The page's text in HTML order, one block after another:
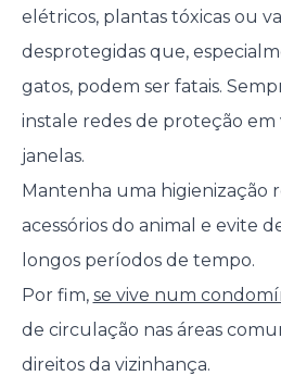
elétricos, plantas tóxicas ou
desprotegidas que,
gatos, podem ser fatais.
instale redes de proteção em
janelas.
Mantenha uma higienização
acessórios do animal e evite
longos períodos de tempo.
Por fim, se vive num
de circulação nas áreas
direitos da vizinhança.